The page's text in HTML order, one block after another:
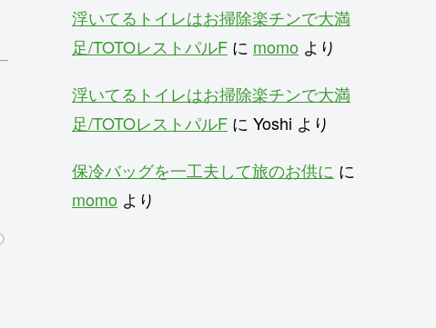
浮いてるトイレはお掃除楽チンで大満
足/TOTOレストパルF に momo より
浮いてるトイレはお掃除楽チンで大満
足/TOTOレストパルF に Yoshi より
保冷バッグを一工夫して旅のお供に に
momo より